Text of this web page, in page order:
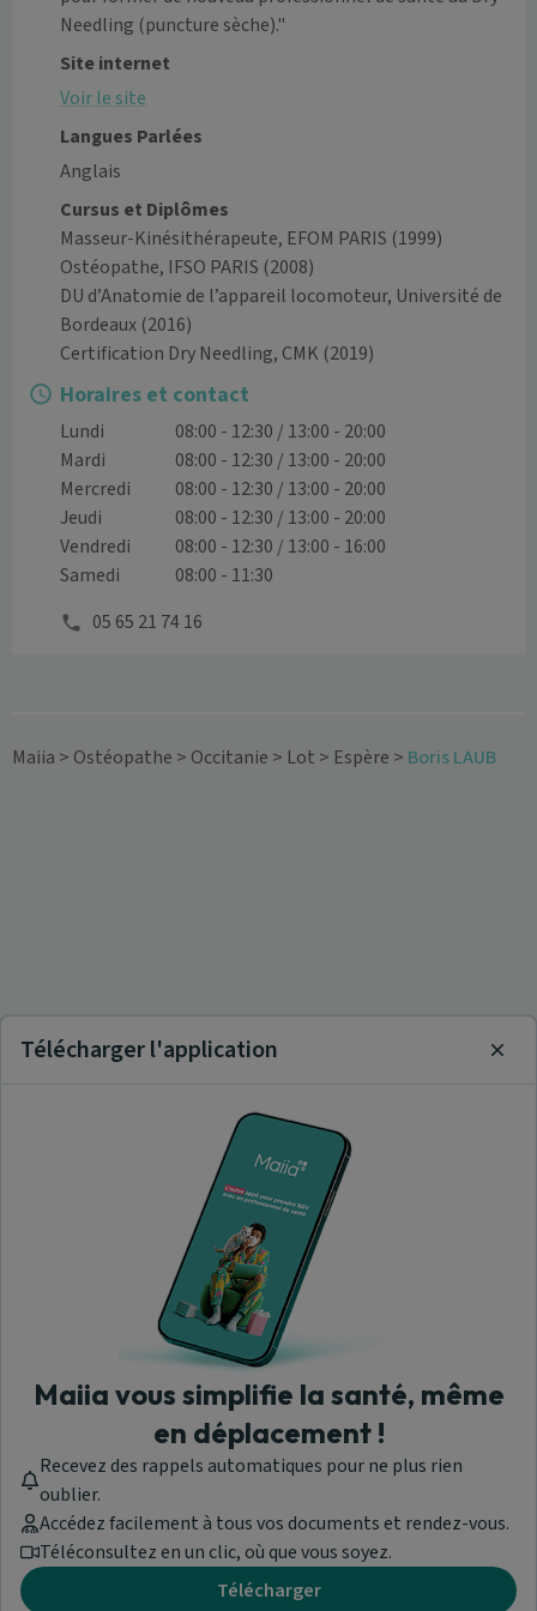
Needling (puncture sèche)."
Site internet
Voir le site
Langues Parlées
Anglais
Cursus et Diplômes
Masseur-Kinésithérapeute, EFOM PARIS (1999)
Ostéopathe, IFSO PARIS (2008)
DU d’Anatomie de l’appareil locomoteur, Université de
Bordeaux (2016)
Certification Dry Needling, CMK (2019)
Horaires et contact
Lundi
08:00 - 12:30 / 13:00 - 20:00
Mardi
08:00 - 12:30 / 13:00 - 20:00
Mercredi
08:00 - 12:30 / 13:00 - 20:00
Jeudi
08:00 - 12:30 / 13:00 - 20:00
Vendredi
08:00 - 12:30 / 13:00 - 16:00
Samedi
08:00 - 11:30
05 65 21 74 16
Maiia > Ostéopathe > Occitanie > Lot > Espère > Boris LAUB
Télécharger l'application
Maiia vous simplifie la santé, même
en déplacement !
Recevez des rappels automatiques pour ne plus rien
oublier.
Accédez facilement à tous vos documents et rendez-vous.
Téléconsultez en un clic, où que vous soyez.
Télécharger